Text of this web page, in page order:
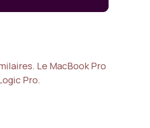
Le MacBook Pro
Pro.